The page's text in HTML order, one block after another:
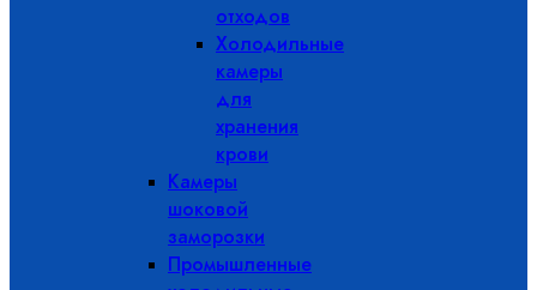
отходов
Холодильные
камеры
для
хранения
крови
Камеры
шоковой
заморозки
Промышленные